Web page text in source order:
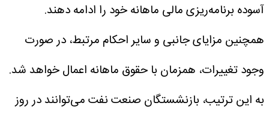
آسوده برنامه‌ریزی مالی ماهانه خود را ادامه دهند.
همچنین مزایای جانبی و سایر احکام مرتبط، در صورت
وجود تغییرات، همزمان با حقوق ماهانه اعمال خواهد شد.
به این ترتیب، بازنشستگان صنعت نفت می‌توانند در روز